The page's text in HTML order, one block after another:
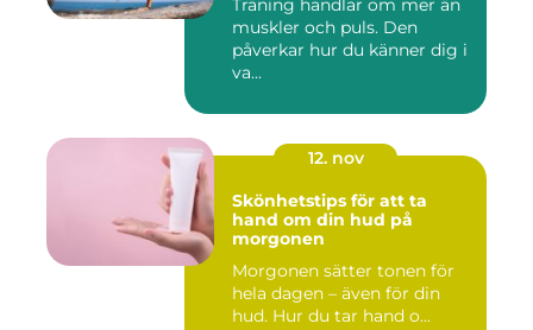
Träning handlar om mer än
muskler och puls. Den
påverkar hur du känner dig i
va...
12. nov
Skönhetstips för att ta
hand om din hud på
morgonen
Morgonen sätter tonen för
hela dagen – även för din
hud. Hur du tar hand o...